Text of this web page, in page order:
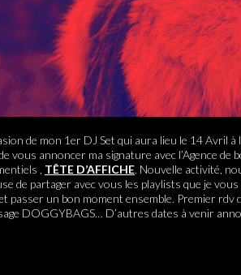
de mon 1er DJ Set qui aura lieu le 14 Avril
vous annoncer ma signature avec l’Agence
, TÊTE D’AFFICHE. Nouvelle activité,
de partager avec vous les playlists que je
passer un bon moment ensemble. Premier rdv
DOGGYBAGS… D’autres dates à venir